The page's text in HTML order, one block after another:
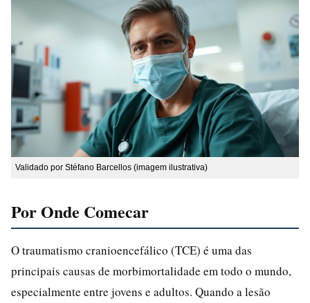
Validado por Stéfano Barcellos (imagem ilustrativa)
Por Onde Comecar
O traumatismo cranioencefálico (TCE) é uma das
principais causas de morbimortalidade em todo o mundo,
especialmente entre jovens e adultos. Quando a lesão